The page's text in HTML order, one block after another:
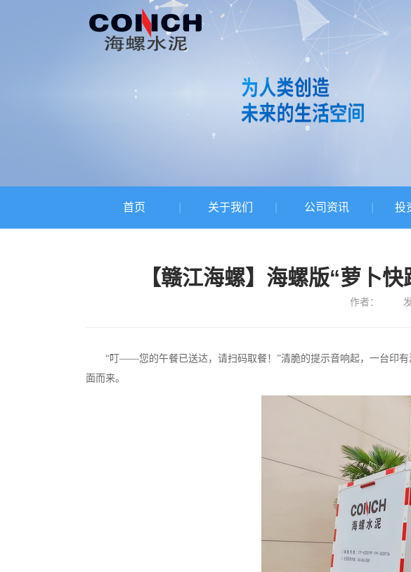
首页 关于我们 公司资讯 投
【赣江海螺】海螺版“萝卜
作者：
“叮——您的午餐已送达，请扫码取餐！”清脆的提示音响起，一台印有
面而来。